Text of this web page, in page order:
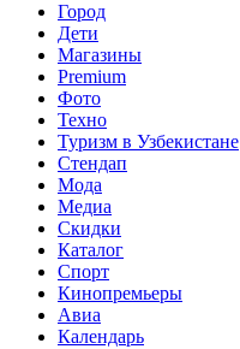
Город
Дети
Магазины
Premium
Фото
Техно
Туризм в Узбекистане
Стендап
Мода
Медиа
Скидки
Каталог
Спорт
Кинопремьеры
Авиа
Календарь